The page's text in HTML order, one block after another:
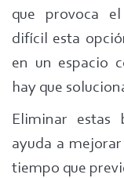
que provoca
difícil esta
en un espacio
hay que
Eliminar estas
ayuda a
tiempo que